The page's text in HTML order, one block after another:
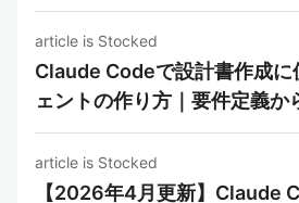
article is Stocked
Claude Codeで設計書作成に
ェントの作り方｜要件定義か
article is Stocked
【2026年4月更新】Claude